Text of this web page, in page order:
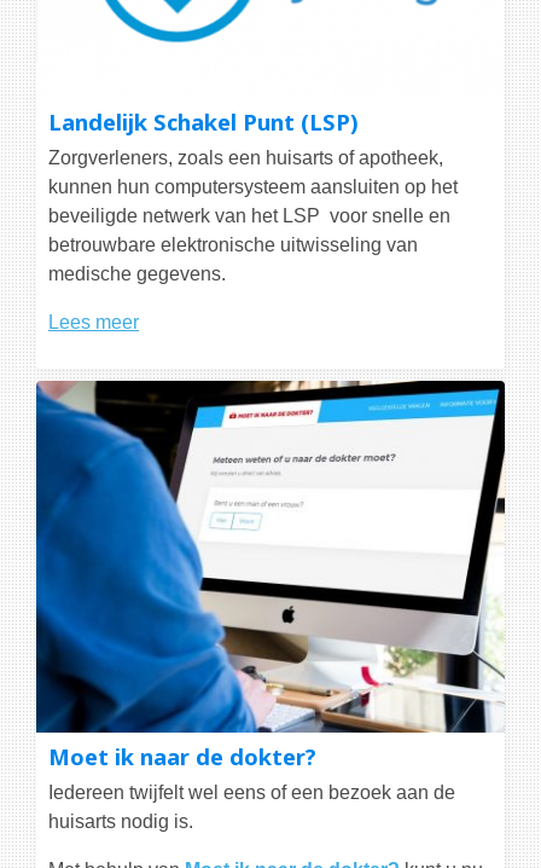
Landelijk Schakel Punt (LSP)
Zorgverleners, zoals een huisarts of apotheek,
kunnen hun computersysteem aansluiten op het
beveiligde netwerk van het LSP voor snelle en
betrouwbare elektronische uitwisseling van
medische gegevens.
Lees meer
Moet ik naar de dokter?
Iedereen twijfelt wel eens of een bezoek aan de
huisarts nodig is.